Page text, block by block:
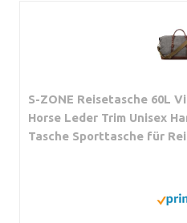
S-ZONE Reisetasche 60L
Horse Leder Trim Unisex
Tasche Sporttasche für